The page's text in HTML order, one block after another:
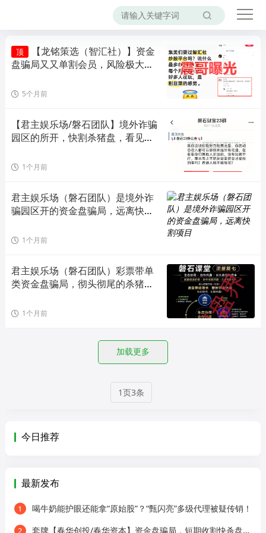
顶
【龙铭策选（智汇社）】资金
盘骗局又又单割会员，风险极大，
5个月前
【君主娱乐场/磐石团队】境外诈骗
园区的所开，快割杀猪盘，看见远
1个月前
君主娱乐场（磐石团队）是境外诈
骗园区开的资金盘骗局，远离快割
1个月前
君主娱乐场（磐石团队）彩票带单
类资金盘骗局，彻头彻尾的杀猪
1个月前
加载更多
1页3条
今日推荐
最新发布
1 喝牛奶能护眼还能拿“原始股”？“甄闪亮”多级代理被疑传销！
2 套牌【春华创投/春华资本】资金盘骗局，短期收割快杀盘，远离！